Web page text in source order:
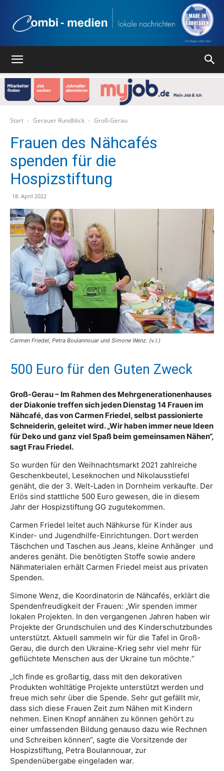
Verlag
Start Gerauer Rundblick Groß-Gerau
Frauen des Nähcafés
spenden für die
Hospizstiftung
18. April 2022
Carmen Friedel, Petra Boulannouar und Simone Wenz. (v.l.)
500 Euro für den Guten Zweck
Groß-Gerau – Im Rahmen des Mehrgenerationenhauses
der Diakonie treffen sich jeden Dienstag 14 Frauen im
Nähcafé, das von Carmen Friedel, selbst passionierte
Schneiderin, geleitet wird. „Wir haben immer neue Ideen
für Deko und ganz viel Spaß beim gemeinsamen Nähen“,
sagt Frau Friedel.
So wurden für den Weihnachtsmarkt 2021 zahlreiche
Geschenkbeutel, Leseknochen und Nikolausstiefel
genäht, die der 3. Welt-Laden in Dornheim verkaufte. Der
Erlös sind stattliche 500 Euro gewesen, die in diesem
Jahr der Hospizstiftung GG zugutekommen.
Carmen Friedel leitet auch Nähkurse für Kinder aus
Kinder- und Jugendhilfe-Einrichtungen. Dort werden
Täschchen und Taschen aus Jeans, kleine Anhänger und
anderes genäht. Die benötigten Stoffe sowie andere
Nähmaterialen erhält Carmen Friedel meist aus privaten
Spenden.
Simone Wenz, die Koordinatorin de Nähcafés, erklärt die
Spendenfreudigkeit der Frauen: „Wir spenden immer
lokalen Projekten. In den vergangenen Jahren haben wir
Projekte der Grundschulen und des Kinderschutzbundes
unterstützt. Aktuell sammeln wir für die Tafel in Groß-
Gerau, die durch den Ukraine-Krieg sehr viel mehr für
geflüchtete Menschen aus der Ukraine tun möchte.“
„Ich finde es großartig, dass mit den dekorativen
Produkten wohltätige Projekte unterstützt werden und
freue mich sehr über die Spende. Sehr gut gefällt mir,
dass sich diese Frauen Zeit zum Nähen mit Kindern
nehmen. Einen Knopf annähen zu können gehört zu
einer umfassenden Bildung genauso dazu wie Rechnen
und Schreiben können“, sagte die Vorsitzende der
Hospizstiftung, Petra Boulannouar, zur
Spendenübergabe eingeladen war.